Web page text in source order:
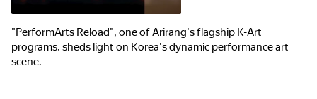
"PerformArts Reload", one of Arirang's flagship K-Art
programs, sheds light on Korea's dynamic performance art
scene.